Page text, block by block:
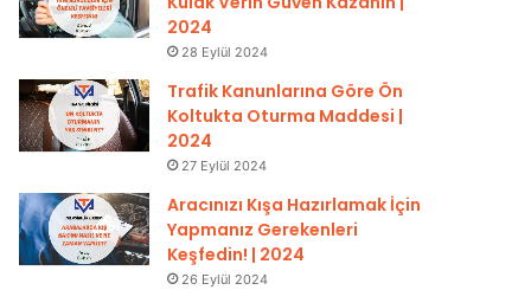
2024
28 Eylül 2024
Trafik Kanunlarına Göre Ön
Koltukta Oturma Maddesi |
2024
27 Eylül 2024
Aracınızı Kışa Hazırlamak İçin
Yapmanız Gerekenleri
Keşfedin! | 2024
26 Eylül 2024